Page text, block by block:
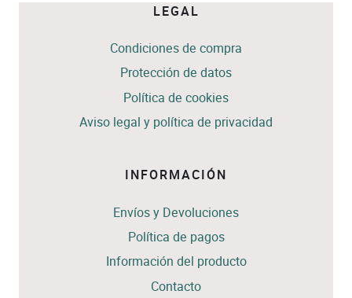
LEGAL
Condiciones de compra
Protección de datos
Política de cookies
Aviso legal y política de privacidad
INFORMACIÓN
Envíos y Devoluciones
Política de pagos
Información del producto
Contacto